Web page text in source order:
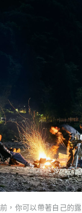
，你可以帶著自己的